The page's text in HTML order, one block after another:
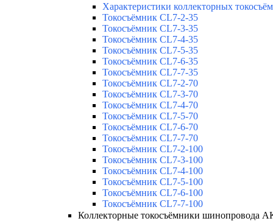
Характеристики коллекторных
Токосъёмник CL7-2-35
Токосъёмник CL7-3-35
Токосъёмник CL7-4-35
Токосъёмник CL7-5-35
Токосъёмник CL7-6-35
Токосъёмник CL7-7-35
Токосъёмник CL7-2-70
Токосъёмник CL7-3-70
Токосъёмник CL7-4-70
Токосъёмник CL7-5-70
Токосъёмник CL7-6-70
Токосъёмник CL7-7-70
Токосъёмник CL7-2-100
Токосъёмник CL7-3-100
Токосъёмник CL7-4-100
Токосъёмник CL7-5-100
Токосъёмник CL7-6-100
Токосъёмник CL7-7-100
Коллекторные токосъёмники шинопровода